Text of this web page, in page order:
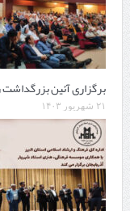
برگزاری آئین
۲۱ شهریور ۱۴۰۳